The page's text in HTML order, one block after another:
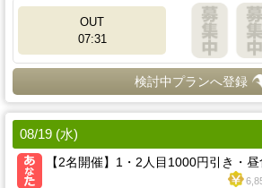
OUT
07:31
検討中プランへ登録
08/19 (水)
【2名開催】1・2人目1000円引き・